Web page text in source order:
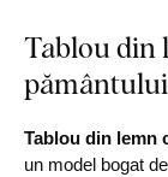
Tablou din
pământului
Tablou din lemn
un model bogat